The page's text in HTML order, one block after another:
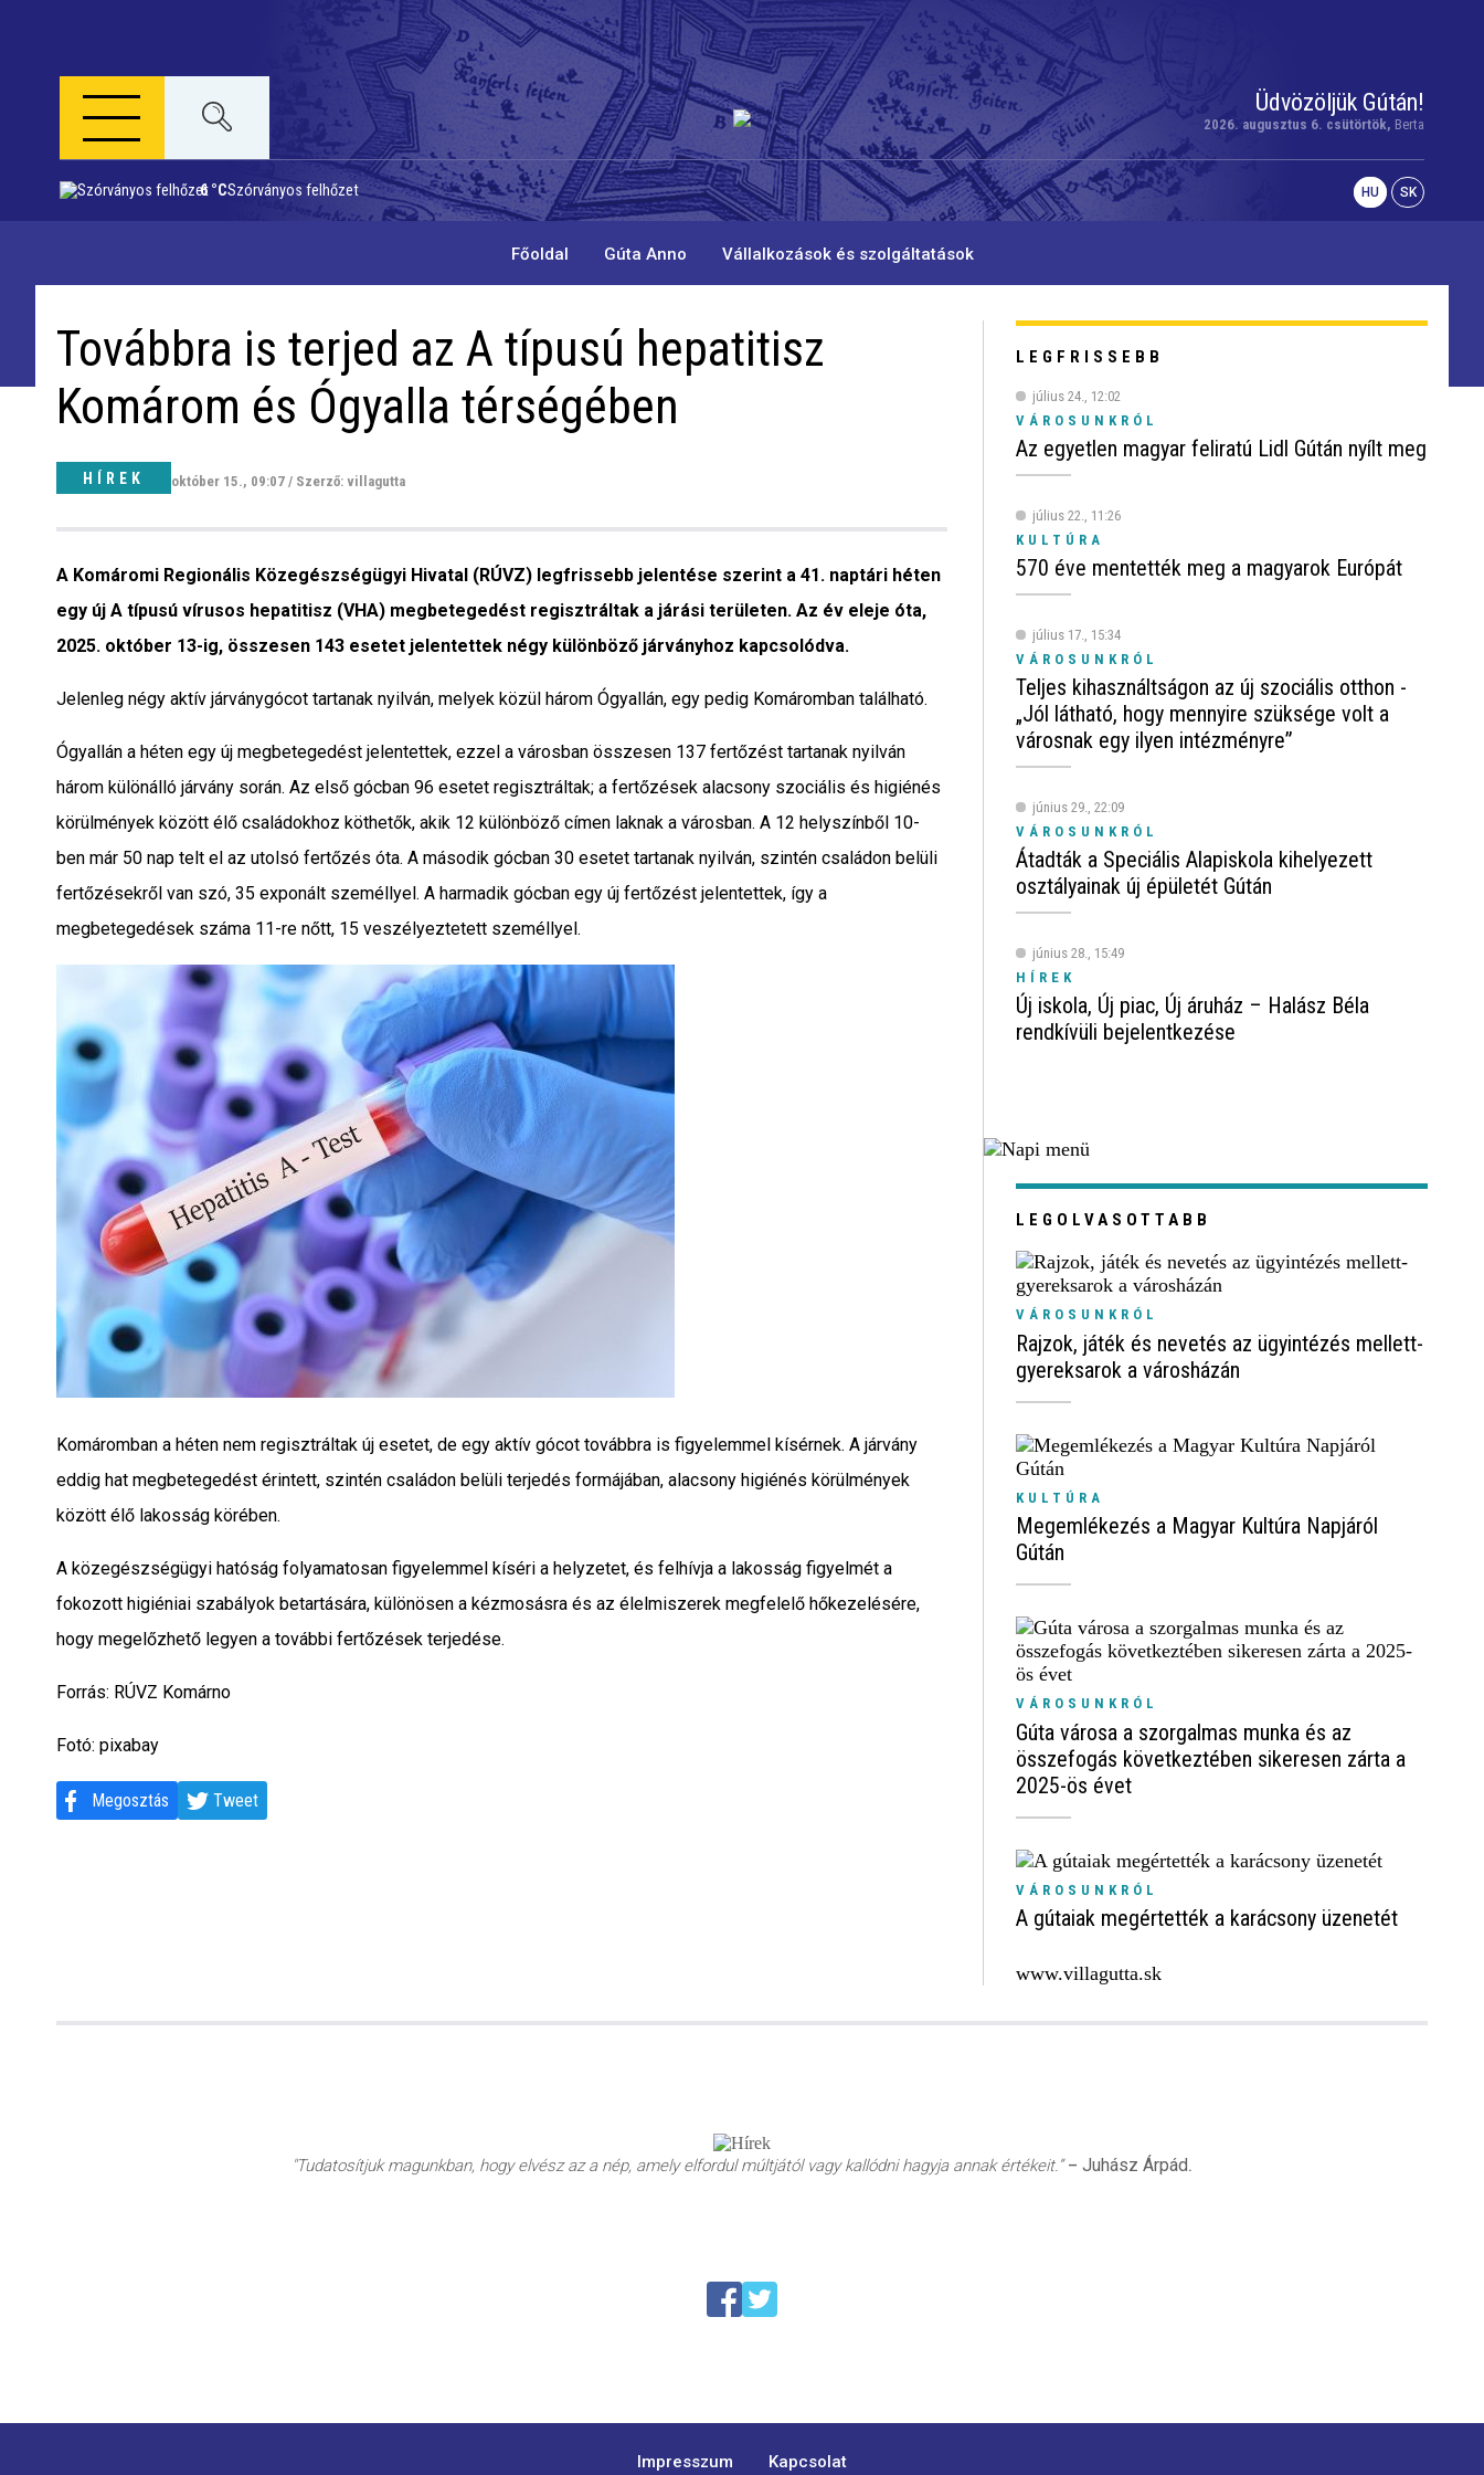
Riport
Közigazgatás
Időjárás
Kultúra
Gyereksarok
Városunkról
PR
Sport
Kapcsolat
Üdvözöljük Gútán!
2026. augusztus 6. csütörtök, Berta
6 °CSzórványos felhőzet HU SK
Főoldal Gúta Anno Vállalkozások és szolgáltatások
Továbbra is terjed az A típusú hepatitisz
Komárom és Ógyalla térségében
HÍREK október 15., 09:07 / Szerző: villagutta
A Komáromi Regionális Közegészségügyi Hivatal (RÚVZ) legfrissebb jelentése szerint a 41. naptári héten
egy új A típusú vírusos hepatitisz (VHA) megbetegedést regisztráltak a járási területen. Az év eleje óta,
2025. október 13-ig, összesen 143 esetet jelentettek négy különböző járványhoz kapcsolódva.
Jelenleg négy aktív járványgócot tartanak nyilván, melyek közül három Ógyallán, egy pedig Komáromban található.
Ógyallán a héten egy új megbetegedést jelentettek, ezzel a városban összesen 137 fertőzést tartanak nyilván
három különálló járvány során. Az első gócban 96 esetet regisztráltak; a fertőzések alacsony szociális és higiénés
körülmények között élő családokhoz köthetők, akik 12 különböző címen laknak a városban. A 12 helyszínből 10-
ben már 50 nap telt el az utolsó fertőzés óta. A második gócban 30 esetet tartanak nyilván, szintén családon belüli
fertőzésekről van szó, 35 exponált személlyel. A harmadik gócban egy új fertőzést jelentettek, így a
megbetegedések száma 11-re nőtt, 15 veszélyeztetett személlyel.
Komáromban a héten nem regisztráltak új esetet, de egy aktív gócot továbbra is figyelemmel kísérnek. A járvány
eddig hat megbetegedést érintett, szintén családon belüli terjedés formájában, alacsony higiénés körülmények
között élő lakosság körében.
A közegészségügyi hatóság folyamatosan figyelemmel kíséri a helyzetet, és felhívja a lakosság figyelmét a
fokozott higiéniai szabályok betartására, különösen a kézmosásra és az élelmiszerek megfelelő hőkezelésére,
hogy megelőzhető legyen a további fertőzések terjedése.
Forrás: RÚVZ Komárno
Fotó: pixabay
Megosztás Tweet
LEGOLVASOTTABB
VÁROSUNKRÓL
Rajzok, játék és nevetés az ügyintézés mellett-
gyereksarok a városházán
KULTÚRA
Megemlékezés a Magyar Kultúra Napjáról
Gútán
VÁROSUNKRÓL
Gúta városa a szorgalmas munka és az
összefogás következtében sikeresen zárta a
2025-ös évet
VÁROSUNKRÓL
A gútaiak megértették a karácsony üzenetét
LEGFRISSEBB
július 24., 12:02
VÁROSUNKRÓL
Az egyetlen magyar feliratú Lidl Gútán nyílt meg
július 22., 11:26
KULTÚRA
570 éve mentették meg a magyarok Európát
július 17., 15:34
VÁROSUNKRÓL
Teljes kihasználtságon az új szociális otthon -
„Jól látható, hogy mennyire szüksége volt a
városnak egy ilyen intézményre”
június 29., 22:09
VÁROSUNKRÓL
Átadták a Speciális Alapiskola kihelyezett
osztályainak új épületét Gútán
június 28., 15:49
HÍREK
Új iskola, Új piac, Új áruház – Halász Béla
rendkívüli bejelentkezése
www.villagutta.sk
"Tudatosítjuk magunkban, hogy elvész az a nép, amely elfordul múltjától vagy kallódni hagyja annak értékeit.”– Juhász Árpád.
Impresszum Kapcsolat